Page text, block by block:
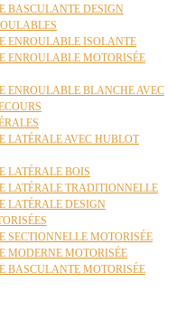
BASCULANTE DESIGN
ENROULABLE ISOLANTE
ENROULABLE MOTORISÉE
ENROULABLE BLANCHE AVEC
LATÉRALE AVEC HUBLOT
LATÉRALE BOIS
LATÉRALE TRADITIONNELLE
LATÉRALE DESIGN
SECTIONNELLE MOTORISÉE
MODERNE MOTORISÉE
BASCULANTE MOTORISÉE